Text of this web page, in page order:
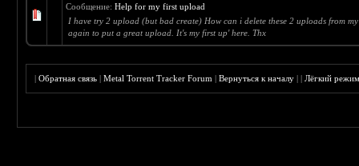
Сообщение:Help for my first upload
I have try 2 upload (but bad create) How can i delete these 2 uploads from
again to put a great upload. It's my first up' here. Thx
|Обратная связь |Metal Torrent Tracker Forum |Вернуться к началу ||Лёгкий